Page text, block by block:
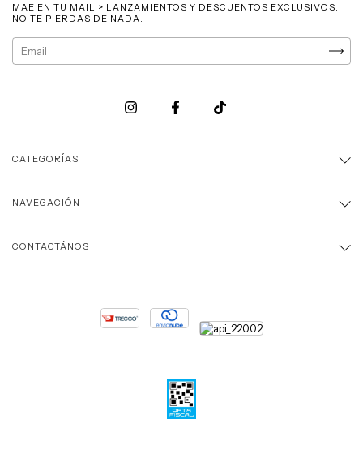
MAE EN TU MAIL > LANZAMIENTOS Y DESCUENTOS EXCLUSIVOS.
NO TE PIERDAS DE NADA.
CATEGORÍAS
NAVEGACIÓN
CONTACTÁNOS